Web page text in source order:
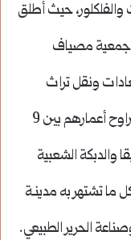
حيث أُطلق
“جمعية مصياف
ونقل تراث
الأجداد للأجيال القادمة، ويضم متطوعين تتراوح أعمارهم بين 9
والدبكة الشعبية
ما تشتهر به مدينـة
الحرير الطبيعي.